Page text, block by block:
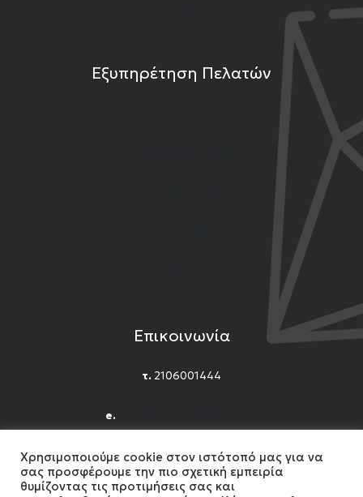
Εξυπηρέτηση Πελατών
Επικοινωνία
τ. 2106001444
e.
Facebook
Instagram
YouTube
Χρησιμοποιούμε cookie στον ιστότοπό μας για να
σας προσφέρουμε την πιο σχετική εμπειρία
θυμίζοντας τις προτιμήσεις σας και